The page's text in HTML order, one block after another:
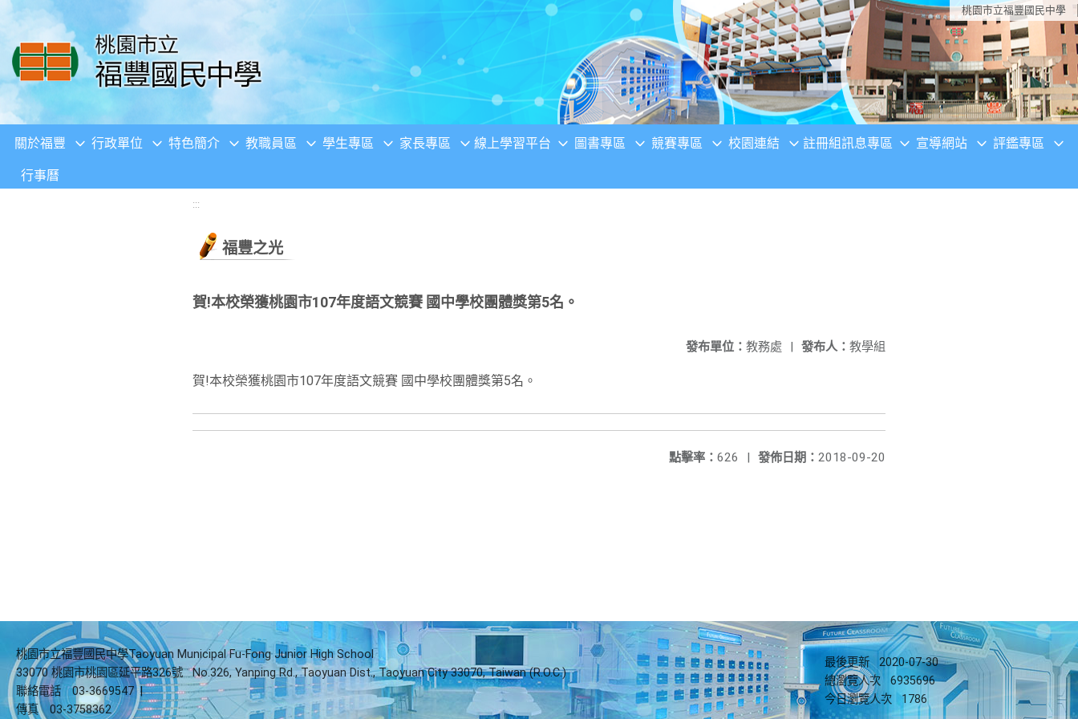
移至網頁之主要內容區位置 桃園市立福豐國民中學
關於福豐 行政單位 特色簡介 教職員區 學生專區 家長專區 線上學習平台 圖書專區 競賽專區 校園連結 註冊組訊息專區 宣導網站 評鑑專區
行事曆
:::
福豐之光
賀!本校榮獲桃園市107年度語文競賽 國中學校團體獎第5名。
發布人： 教學組
發布單位： 教務處 |
賀!本校榮獲桃園市107年度語文競賽 國中學校團體獎第5名。
發佈日期： 2018-09-20
點擊率： 626 |
桃園市立福豐國民中學Taoyuan Municipal Fu-Fong Junior High School
33070 桃園市桃園區延平路326號
No.326, Yanping Rd., Taoyuan Dist., Taoyuan City 33070, Taiwan (R.O.C.)
聯絡電話
03-3669547 |
傳真
03-3758362
最後更新
2020-07-30
總瀏覽人次
6935696
今日瀏覽人次
1786